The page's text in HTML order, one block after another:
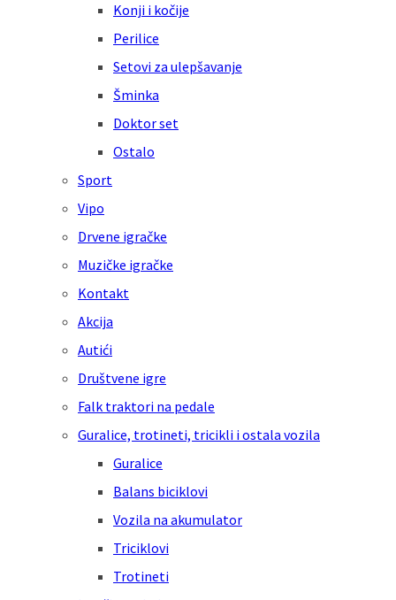
Konji i kočije
Perilice
Setovi za ulepšavanje
Šminka
Doktor set
Ostalo
Sport
Vipo
Drvene igračke
Muzičke igračke
Kontakt
Akcija
Autići
Društvene igre
Falk traktori na pedale
Guralice, trotineti, tricikli i ostala vozila
Guralice
Balans biciklovi
Vozila na akumulator
Triciklovi
Trotineti